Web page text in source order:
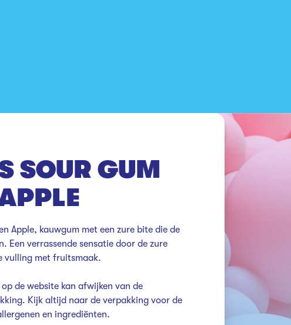
SOUR GUM
Apple, kauwgum met een zure bite die de
Een verrassende sensatie door de zure
vulling met fruitsmaak.
de website kan afwijken van de
Kijk altijd naar de verpakking voor de
en ingrediënten.